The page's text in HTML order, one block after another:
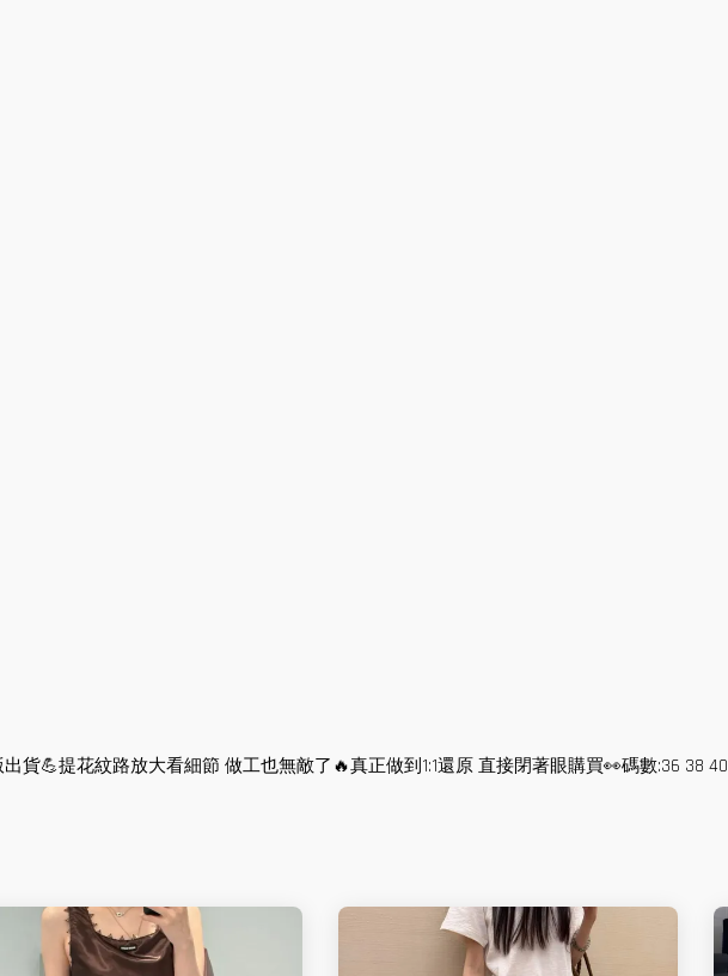
💪提花紋路放大看細節 做工也無敵了🔥真正做到1:1還原 直接閉著眼購買👀碼數:36 38 40